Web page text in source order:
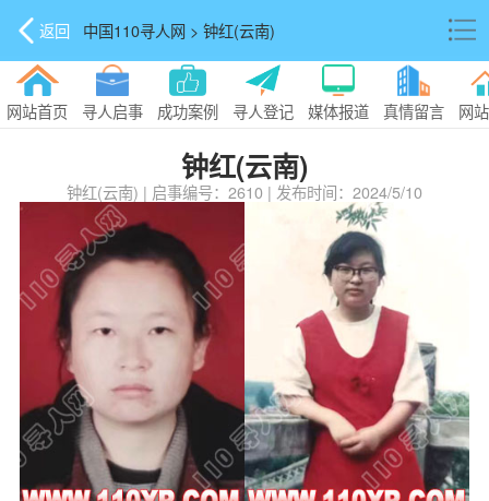
返回 中国110寻人网 > 钟红(云南)
网站首页 寻人启事 成功案例 寻人登记 媒体报道 真情留言 网
钟红(云南)
钟红(云南) | 启事编号：2610 | 发布时间：2024/5/10